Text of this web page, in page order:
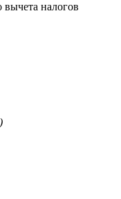
вычета налогов